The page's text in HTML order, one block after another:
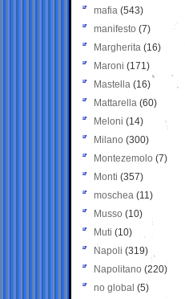
mafia (543)
manifesto (7)
Margherita (16)
Maroni (171)
Mastella (16)
Mattarella (60)
Meloni (14)
Milano (300)
Montezemolo (7)
Monti (357)
moschea (11)
Musso (10)
Muti (10)
Napoli (319)
Napolitano (220)
no global (5)